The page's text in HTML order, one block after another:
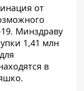
от
Минздраву
1,41 млн
в